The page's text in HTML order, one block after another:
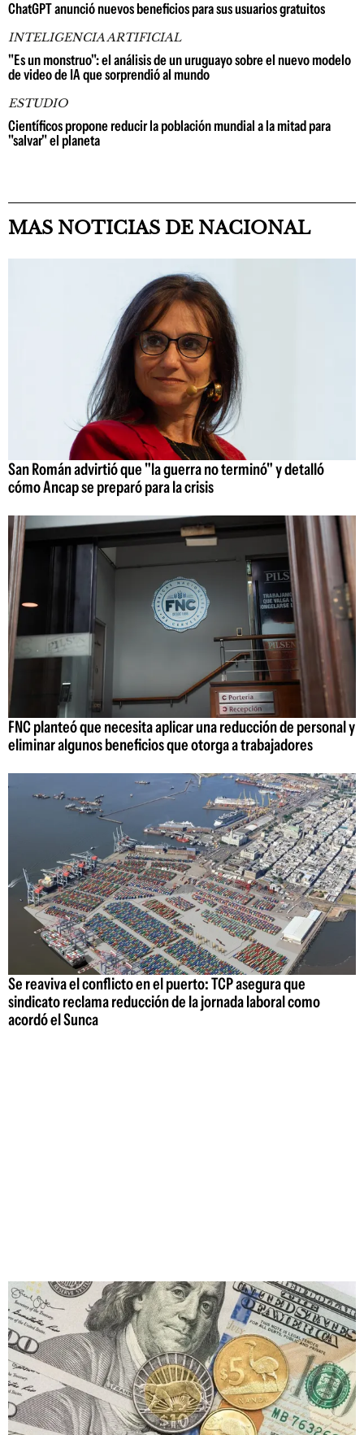
ChatGPT anunció nuevos beneficios para sus usuarios gratuitos
INTELIGENCIA ARTIFICIAL
"Es un monstruo": el análisis de un uruguayo sobre el nuevo modelo
de video de IA que sorprendió al mundo
ESTUDIO
Científicos propone reducir la población mundial a la mitad para
"salvar" el planeta
MAS NOTICIAS DE NACIONAL
San Román advirtió que "la guerra no terminó" y detalló
cómo Ancap se preparó para la crisis
FNC planteó que necesita aplicar una reducción de personal y
eliminar algunos beneficios que otorga a trabajadores
Se reaviva el conflicto en el puerto: TCP asegura que
sindicato reclama reducción de la jornada laboral como
acordó el Sunca